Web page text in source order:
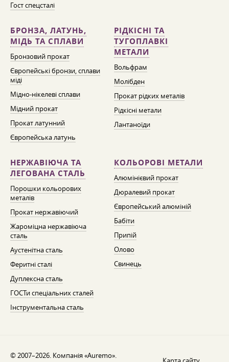
Гост спецсталі
БРОНЗА, ЛАТУНЬ,
МІДЬ ТА СПЛАВИ
Бронзовий прокат
Європейські бронзи, сплави
міді
Мідно-нікелеві сплави
Мідний прокат
Прокат латунний
Європейська латунь
РІДКІСНІ ТА
ТУГОПЛАВКІ
МЕТАЛИ
Вольфрам
Молібден
Прокат рідких металів
Рідкісні метали
Лантаноїди
НЕРЖАВІЮЧА ТА
ЛЕГОВАНА СТАЛЬ
Порошки кольорових
металів
Прокат нержавіючий
Жароміцна нержавіюча
сталь
Аустенітна сталь
Феритні сталі
Дуплексна сталь
ГОСТи спеціальних сталей
Інструментальна сталь
КОЛЬОРОВІ МЕТАЛИ
Алюмінієвий прокат
Дюралевий прокат
Європейський алюміній
Бабіти
Припій
Олово
Свинець
© 2007–2026. Компанія «Auremo».